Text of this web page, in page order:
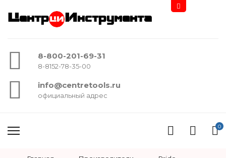
Центр Инструмента
8-800-201-69-31
8-8152-78-35-00
info@centretools.ru
официальный адрес
0